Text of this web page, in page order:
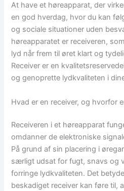
At have et høreapparat, der
en god hverdag, hvor du kan
og sociale situationer uden
høreapparatet er receiveren,
lyd når frem til øret klart og
Receiver er en
og genoprette lydkvaliteten i
Hvad er en receiver, og hvorfor
Receiveren i et høreapparat
omdanner de elektroniske
På grund af sin placering i
særligt udsat for fugt, snavs og
forringe lydkvaliteten. Det
beskadiget receiver kan føre til,